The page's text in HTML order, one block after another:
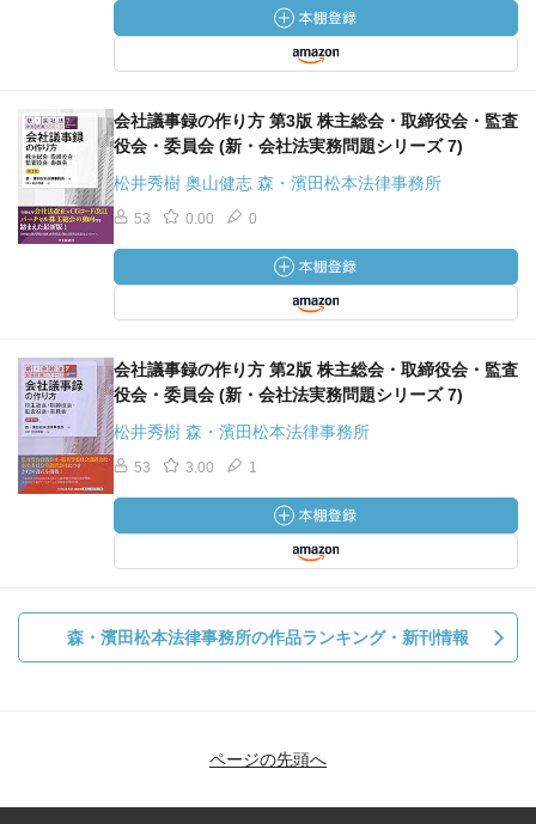
会社議事録の作り方 第3版 株主総会・取締役会・監査
役会・委員会 (新・会社法実務問題シリーズ 7)
松井秀樹 奥山健志 森・濱田松本法律事務所
53 0.00 0
会社議事録の作り方 第2版 株主総会・取締役会・監査
役会・委員会 (新・会社法実務問題シリーズ 7)
松井秀樹 森・濱田松本法律事務所
53 3.00 1
森・濱田松本法律事務所の作品ランキング・新刊情報
ページの先頭へ